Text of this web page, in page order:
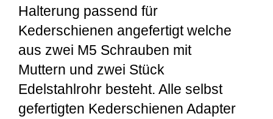
Halterung passend für
Kederschienen angefertigt welche
aus zwei M5 Schrauben mit
Muttern und zwei Stück
Edelstahlrohr besteht. Alle selbst
gefertigten Kederschienen Adapter